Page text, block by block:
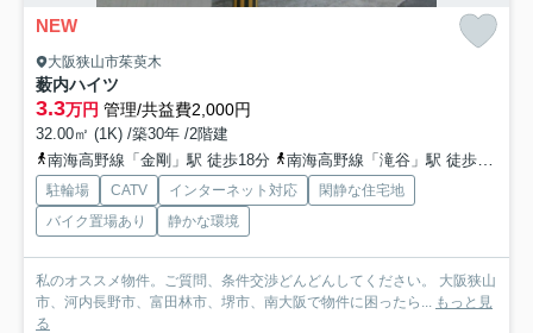
NEW
大阪狭山市茱萸木
薮内ハイツ
3.3万円 管理/共益費2,000円
32.00㎡ (1K) /築30年 /2階建
南海高野線「金剛」駅 徒歩18分
南海高野線「滝谷」駅 徒歩23分
駐輪場 CATV インターネット対応
閑静な住宅地
バイク置場あり
静かな環境
私のオススメ物件。ご質問、条件交渉どんどんしてください。 大阪狭山
市、河内長野市、富田林市、堺市、南大阪で物件に困ったら...
もっと見
る